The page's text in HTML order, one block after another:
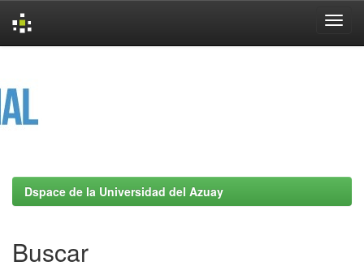
Dspace de la Universidad del Azuay
Buscar